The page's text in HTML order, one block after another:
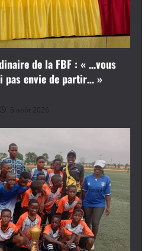
de la FBF : « …vous
pas envie de partir… »
5 août 2026